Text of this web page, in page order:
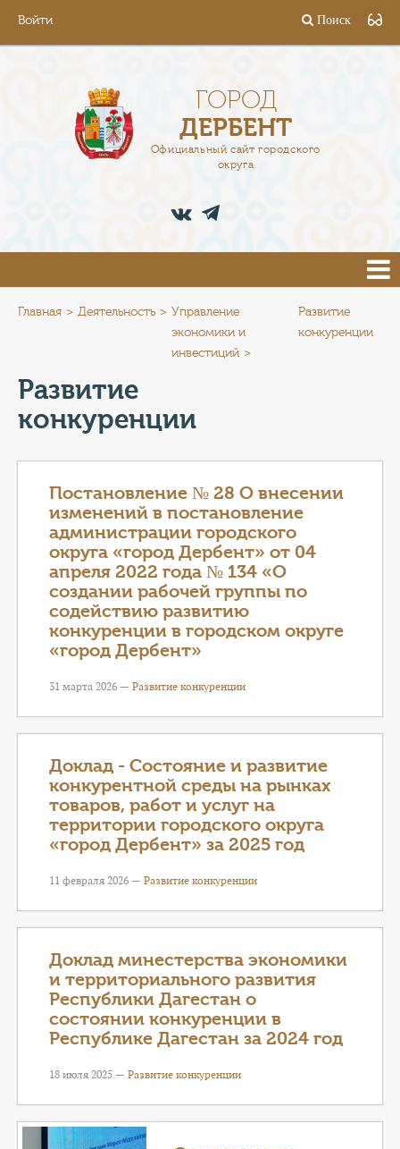
Войти Поиск
ГОРОД
ДЕРБЕНТ
Официальный сайт городского
округа
АДМИНИСТРАЦИЯ
ПРЕСС-ЦЕНТР
КОНТАКТЫ
ГЕРОИ Z
КАТАЛОГ УСЛУГ
СЛУЖБА ПО КОНТРАКТУ
Главная Деятельность
Управление
экономики и
инвестиций
Развитие
конкуренции
Развитие
конкуренции
Постановление № 28 О внесении
изменений в постановление
администрации городского
округа «город Дербент» от 04
апреля 2022 года № 134 «О
создании рабочей группы по
содействию развитию
конкуренции в городском округе
«город Дербент»
31 марта 2026 — Развитие конкуренции
Доклад - Состояние и развитие
конкурентной среды на рынках
товаров, работ и услуг на
территории городского округа
«город Дербент» за 2025 год
11 февраля 2026 — Развитие конкуренции
Доклад минестерства экономики
и территориального развития
Республики Дагестан о
состоянии конкуренции в
Республике Дагестан за 2024 год
18 июля 2025 — Развитие конкуренции